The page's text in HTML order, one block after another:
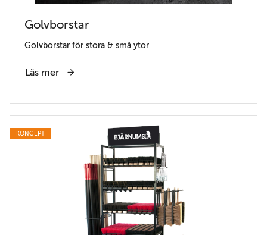
Golvborstar
Golvborstar för stora & små ytor
Läs mer
KONCEPT